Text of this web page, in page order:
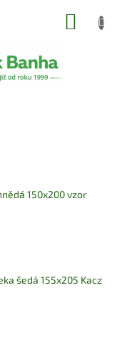
150x200 vzor
šedá 155x205 Kacz